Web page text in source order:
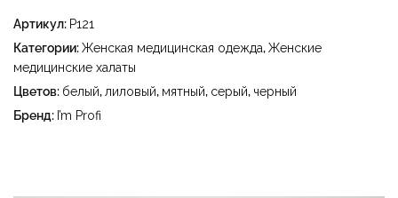
гладить при температуре утюга до 150 °C - не
отбеливать - сухая чистка с использованием
тетрахлорэтилена (перхлорэтилена) и углеводородов
(бензин, уайт-спирит) - сушить в барабане при
Артикул: P121
Категории:Женская медицинская одежда,Женские
медицинские халаты
Цветов: белый, лиловый, мятный, серый, черный
Бренд: I’m Profi